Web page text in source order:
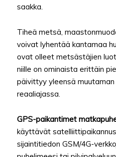
saakka.
Tiheä metsä,
voivat lyhentää kantamaa
ovat olleet metsästäjien
niille on ominaista erittäin
päivittyy yleensä muutaman
reaaliajassa.
GPS-paikantimet
käyttävät
sijaintitiedon GSM/4G-